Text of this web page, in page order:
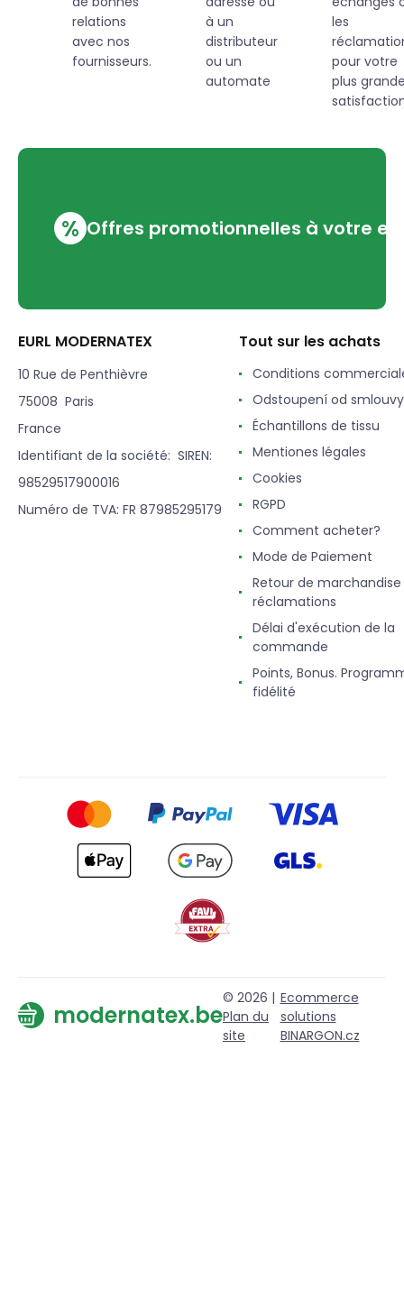
relations
avec nos
fournisseurs.
à un
distributeur
ou un
automate
les
pour votre
plus
% Offres promotionnelles à votre
EURL MODERNATEX
10 Rue de Penthièvre
75008 Paris
France
Identifiant de la société: SIREN:
98529517900016
Numéro de TVA: FR 87985295179
Tout sur les achats
Conditions
Odstoupení od smlouvy
Échantillons de tissu
Mentiones légales
Cookies
RGPD
Comment acheter?
Mode de Paiement
Retour de
réclamations
Délai d'exécution de la
commande
Points, Bonus.
fidélité
modernatex.be
© 2026 |
Plan du
site
Ecommerce
solutions
BINARGON.cz